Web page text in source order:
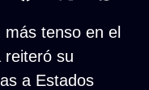
tenso en el
reiteró su
a Estados